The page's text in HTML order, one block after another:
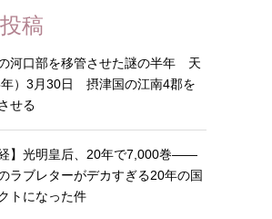
稿
河口部を移管させた謎の半年 天
）3月30日 摂津国の江南4郡を
せる
経】光明皇后、20年で7,000巻——
ラブレターがデカすぎる20年の国
トになった件